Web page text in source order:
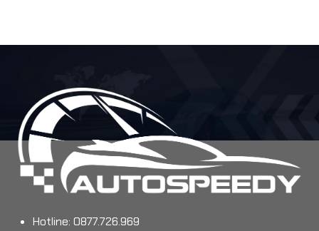
Hotline: 0877.726.969